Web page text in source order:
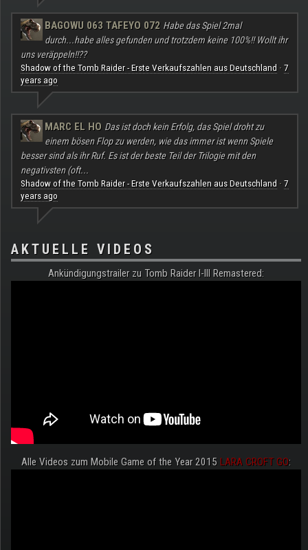
BAGOWU 063 TAFEYO 072 Habe das Spiel 2mal
durch...habe alles gefunden und trotzdem keine 100%!! Wollt ihr
uns veräppeln!!??
Shadow of the Tomb Raider - Erste Verkaufszahlen aus Deutschland · 7
years ago
MARC EL HO Das ist doch kein Erfolg, das Spiel droht zu
einem bösen Flop zu werden, wie das immer ist wenn Spiele
besser sind als ihr Ruf. Es ist der beste Teil der Trilogie mit den
negativsten (oft...
Shadow of the Tomb Raider - Erste Verkaufszahlen aus Deutschland · 7
years ago
AKTUELLE VIDEOS
Ankündigungstrailer zu Tomb Raider I-III Remastered:
Alle Videos zum Mobile Game of the Year 2015 LARA CROFT GO: